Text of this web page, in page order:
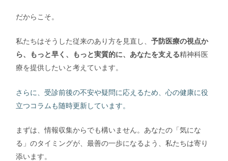
だからこそ。
私たちはそうした従来のあり方を見直し、予防医療の視点か
ら、もっと早く、もっと実質的に、あなたを支える精神科医
療を提供したいと考えています。
さらに、受診前後の不安や疑問に応えるため、心の健康に役
立つコラムも随時更新しています。
まずは、情報収集からでも構いません。あなたの「気にな
る」のタイミングが、最善の一歩になるよう、私たちは寄り
添います。